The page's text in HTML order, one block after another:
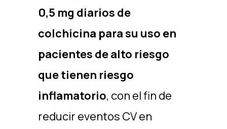
0,5 mg diarios de
colchicina para su uso en
pacientes de alto riesgo
que tienen riesgo
inflamatorio, con el fin de
reducir eventos CV en